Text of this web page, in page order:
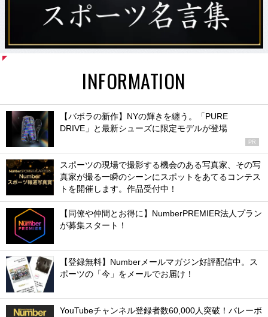
INFORMATION
【バボラの新作】NYの輝きを纏う。「PURE
DRIVE」と最新シューズに限定モデルが登場
PR
スポーツの現場で撮影する機会のある写真家、その写
真家が撮る一瞬のシーンにスポットをあてるコンテス
トを開催します。作品受付中！
【同僚や仲間とお得に】NumberPREMIER法人プラン
が募集スタート！
【登録無料】Numberメールマガジン好評配信中。ス
ポーツの「今」をメールでお届け！
YouTubeチャンネル登録者数60,000人突破！バレーボ